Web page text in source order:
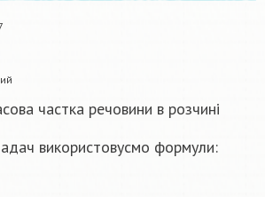
частка речовини в розчині
використовусмо формули: